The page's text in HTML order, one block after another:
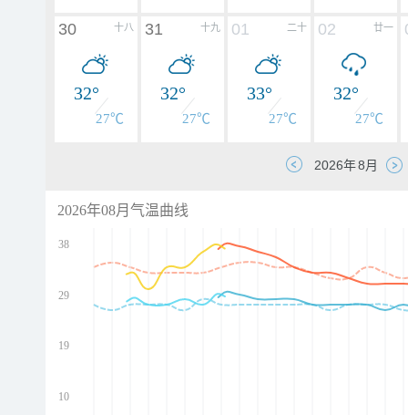
十八
30
32°
27℃
十九
31
32°
27℃
二十
01
33°
27℃
廿一
02
32°
27℃
2026年08月气温曲线
38
29
19
10